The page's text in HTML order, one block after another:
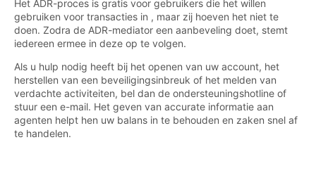
Het ADR-proces is gratis voor gebruikers die het willen
gebruiken voor transacties in , maar zij hoeven het niet te
doen. Zodra de ADR-mediator een aanbeveling doet, stemt
iedereen ermee in deze op te volgen.
Als u hulp nodig heeft bij het openen van uw account, het
herstellen van een beveiligingsinbreuk of het melden van
verdachte activiteiten, bel dan de ondersteuningshotline of
stuur een e-mail. Het geven van accurate informatie aan
agenten helpt hen uw balans in te behouden en zaken snel af
te handelen.